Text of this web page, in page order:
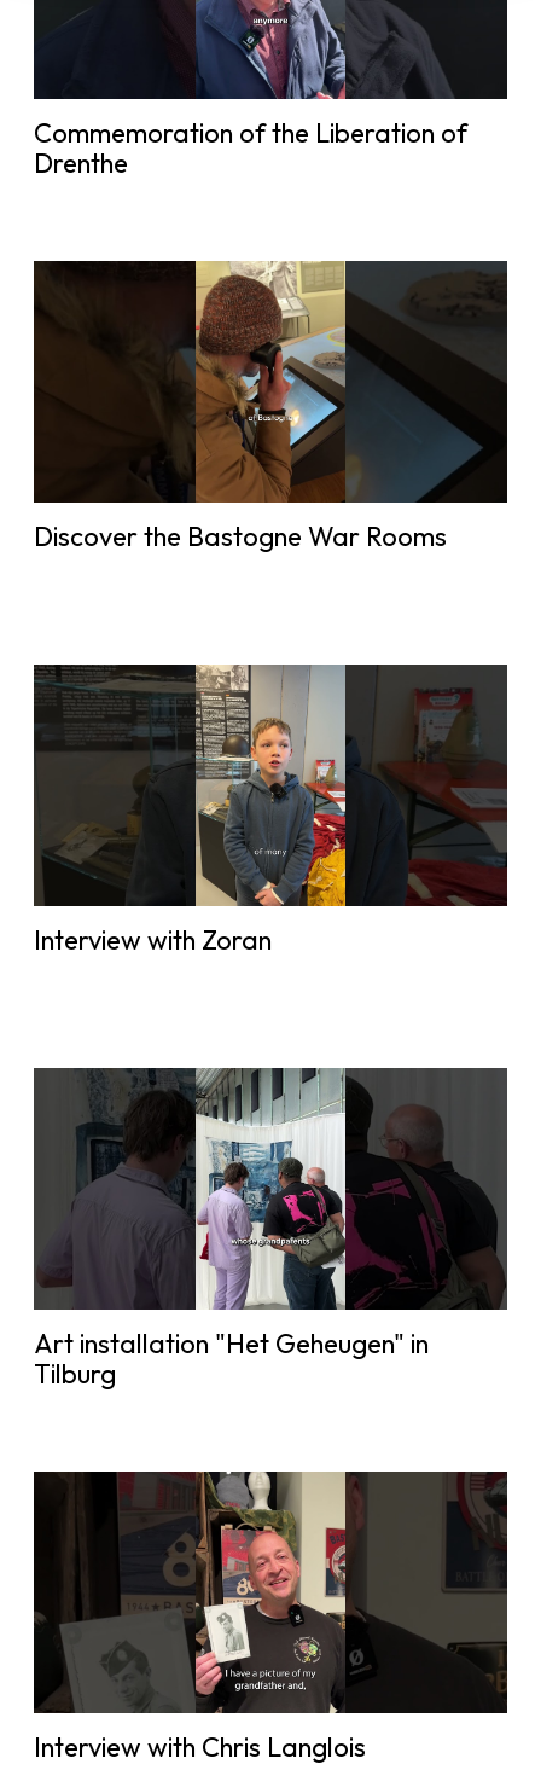
Commemoration of the Liberation of
Drenthe
Discover the Bastogne War Rooms
Interview with Zoran
Art installation "Het Geheugen" in
Tilburg
Interview with Chris Langlois